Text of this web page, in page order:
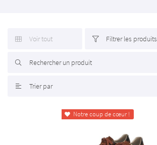
 Voir tout  Filtrer les produits

 Trier par
 Notre coup de cœur !